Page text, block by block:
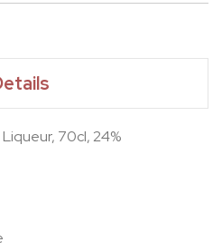
70cl, 24%